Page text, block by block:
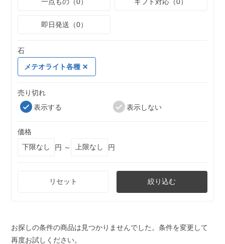
即日発送（0）
石
メテオライト各種
売り切れ
表示する
表示しない
価格
円 ～
円
リセット 絞り込む
お探しの条件の商品は見つかりませんでした。条件を変更して
再度お試しください。